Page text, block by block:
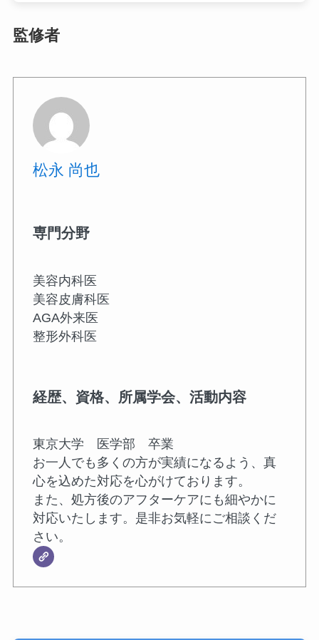
監修者
松永 尚也
専門分野
美容内科医
美容皮膚科医
AGA外来医
整形外科医
経歴、資格、所属学会、活動内容
東京大学 医学部 卒業
お一人でも多くの方が実績になるよう、真
心を込めた対応を心がけております。
また、処方後のアフターケアにも細やかに
対応いたします。是非お気軽にご相談くだ
さい。